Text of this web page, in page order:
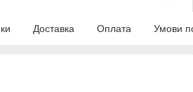
Доставка Оплата Умови